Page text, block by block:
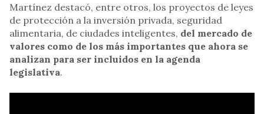
Martínez destacó, entre otros, los proyectos de leyes
de protección a la inversión privada, seguridad
alimentaria, de ciudades inteligentes, del mercado de
valores como de los más importantes que ahora se
analizan para ser incluidos en la agenda
legislativa.